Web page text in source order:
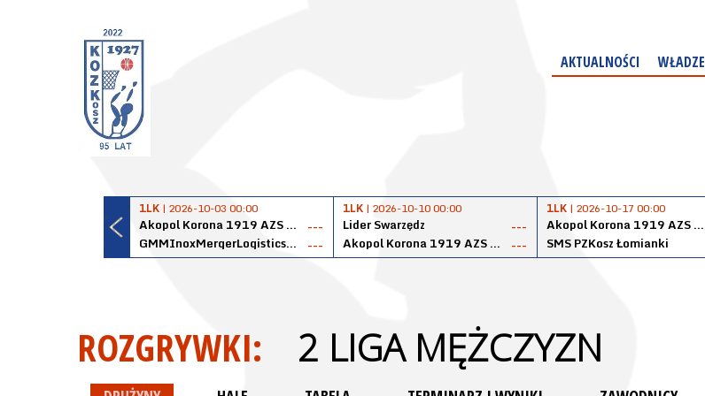
AKTUALNOŚCI WŁADZE
1LK | 2026-10-03 00:00
Akopol Korona 1919 AZS PK Kraków
---
GMMInoxMergerLogisticsPanteryŁańcut
---
1LK | 2026-10-10 00:00
Lider Swarzędz
---
Akopol Korona 1919 AZS PK Kraków
---
1LK | 2026-10-17 00:00
Akopol Korona 1919 AZS PK Kraków
SMS PZKosz Łomianki
ROZGRYWKI: 2 LIGA MĘŻCZYZN